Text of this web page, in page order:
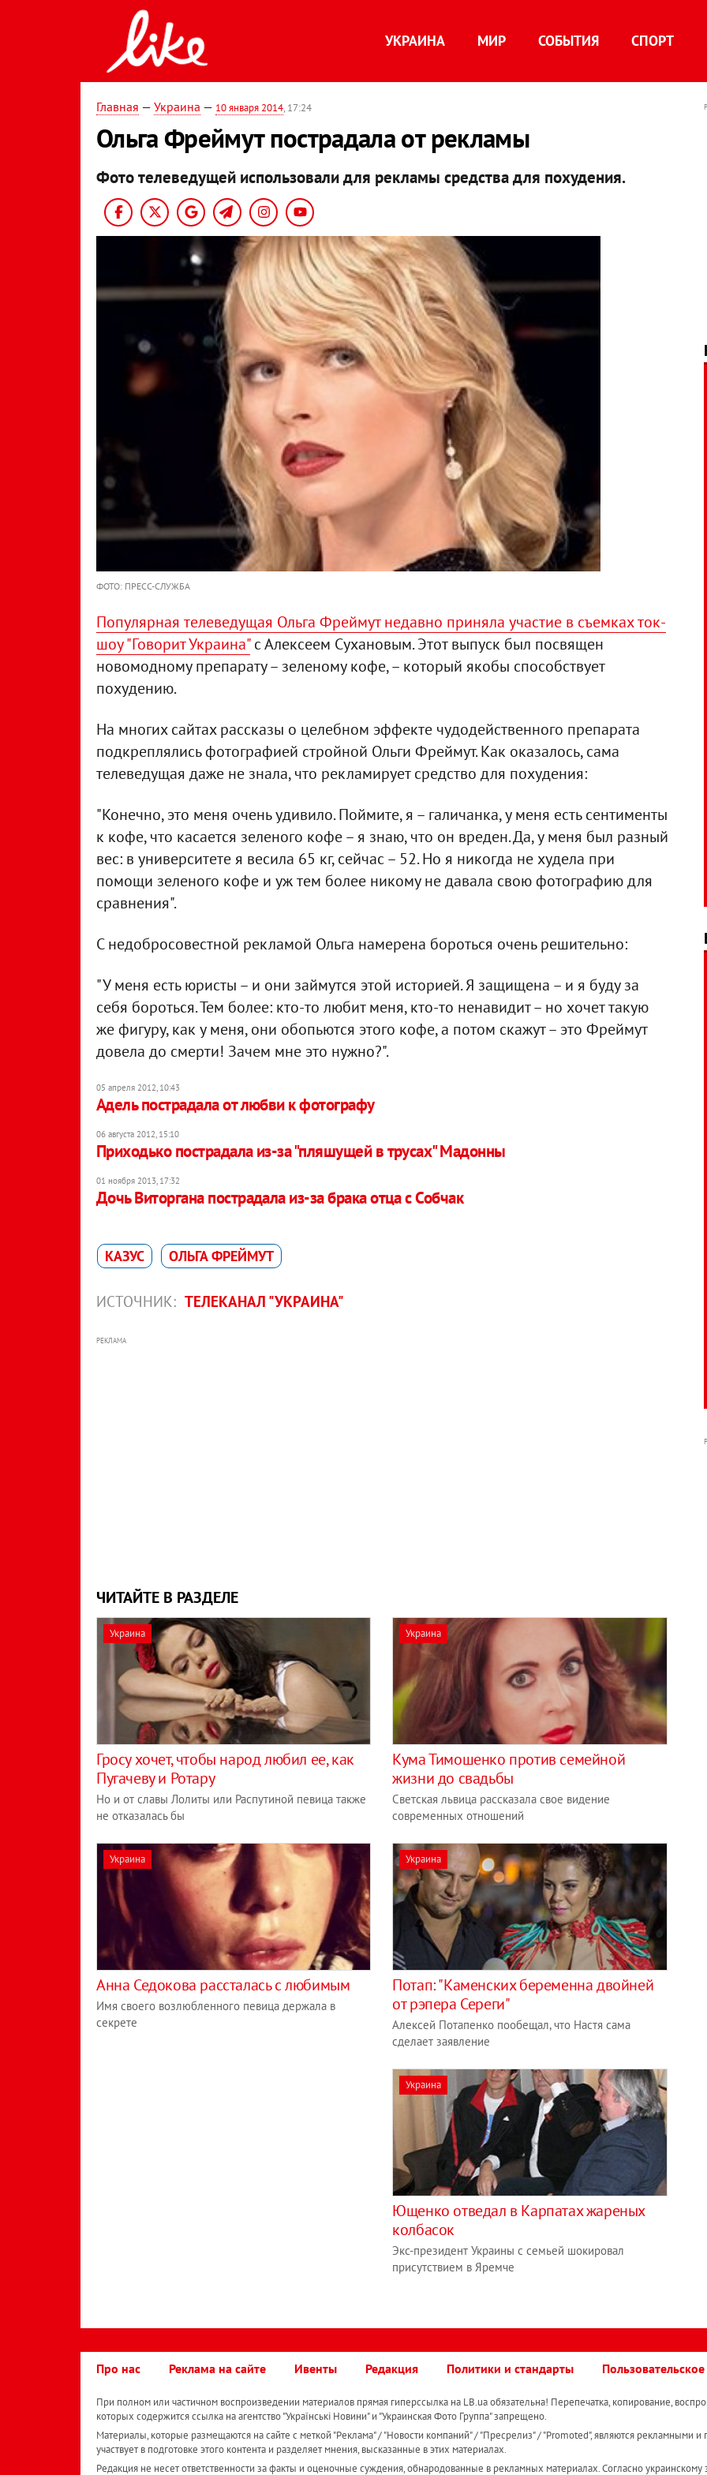
УКРАИНА МИР СОБЫТИЯ СПОРТ
Главная — Украина — 10 января 2014, 17:24
Ольга Фреймут пострадала от рекламы
Фото телеведущей использовали для рекламы средства для похудения.
ФОТО: ПРЕСС-СЛУЖБА
Популярная телеведущая Ольга Фреймут недавно приняла участие в съемках ток-
шоу "Говорит Украина"с Алексеем Сухановым. Этот выпуск был посвящен
новомодному препарату – зеленому кофе, – который якобы способствует
похудению.
На многих сайтах рассказы о целебном эффекте чудодейственного препарата
подкреплялись фотографией стройной Ольги Фреймут. Как оказалось, сама
телеведущая даже не знала, что рекламирует средство для похудения:
"Конечно, это меня очень удивило. Поймите, я – галичанка, у меня есть сентименты
к кофе, что касается зеленого кофе – я знаю, что он вреден. Да, у меня был разный
вес: в университете я весила 65 кг, сейчас – 52. Но я никогда не худела при
помощи зеленого кофе и уж тем более никому не давала свою фотографию для
сравнения".
С недобросовестной рекламой Ольга намерена бороться очень решительно:
"У меня есть юристы – и они займутся этой историей. Я защищена – и я буду за
себя бороться. Тем более: кто-то любит меня, кто-то ненавидит – но хочет такую
же фигуру, как у меня, они обопьются этого кофе, а потом скажут – это Фреймут
довела до смерти! Зачем мне это нужно?".
05 апреля 2012, 10:43
Адель пострадала от любви к фотографу
06 августа 2012, 15:10
Приходько пострадала из-за "пляшущей в трусах" Мадонны
01 ноября 2013, 17:32
Дочь Виторгана пострадала из-за брака отца с Собчак
КАЗУС ОЛЬГА ФРЕЙМУТ
ИСТОЧНИК: ТЕЛЕКАНАЛ "УКРАИНА"
РЕКЛАМА
ЧИТАЙТЕ В РАЗДЕЛЕ
Украина
Гросу хочет, чтобы народ любил ее, как
Пугачеву и Ротару
Но и от славы Лолиты или Распутиной певица также
не отказалась бы
Украина
Кума Тимошенко против семейной
жизни до свадьбы
Светская львица рассказала свое видение
современных отношений
Украина
Анна Седокова рассталась с любимым
Имя своего возлюбленного певица держала в
секрете
Украина
Потап: "Каменских беременна двойней
от рэпера Сереги"
Алексей Потапенко пообещал, что Настя сама
сделает заявление
Украина
Ющенко отведал в Карпатах жареных
колбасок
Экс-президент Украины с семьей шокировал
присутствием в Яремче
Про нас Реклама на сайте Ивенты Редакция Политики и стандарты
При полном или частичном воспроизведении материалов прямая гиперссылка на LB.ua обязательна! Перепечатка, копирование,
которых содержится ссылка на агентство "Українськi Новини" и "Украинская Фото Группа" запрещено.
Материалы, которые размещаются на сайте с меткой "Реклама" / "Новости компаний" / "Пресрелиз" / "Promoted", являются рекламными и
участвует в подготовке этого контента и разделяет мнения, высказанные в этих материалах.
Редакция не несет ответственности за факты и оценочные суждения, обнародованные в рекламных материалах. Согласно украинскому